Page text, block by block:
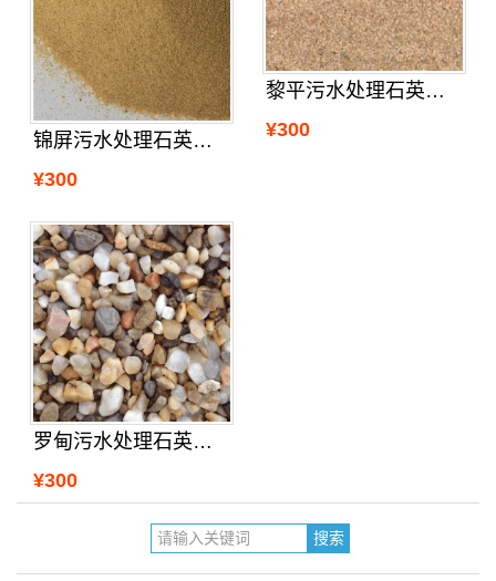
锦屏污水处理石英沙有卖没
¥300
黎平污水处理石英砂招商
¥300
罗甸污水处理石英砂价格
¥300